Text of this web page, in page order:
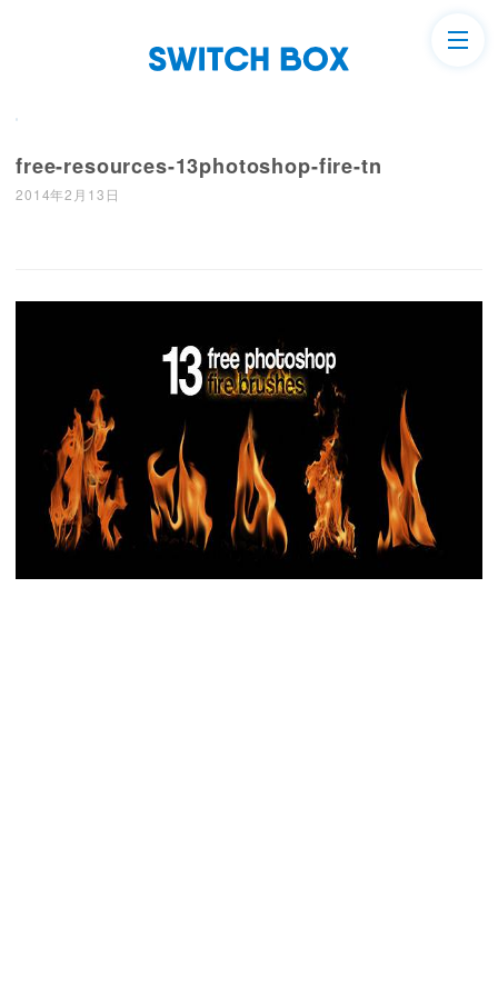
free-resources-13photoshop-fire-tn
2014年2月13日